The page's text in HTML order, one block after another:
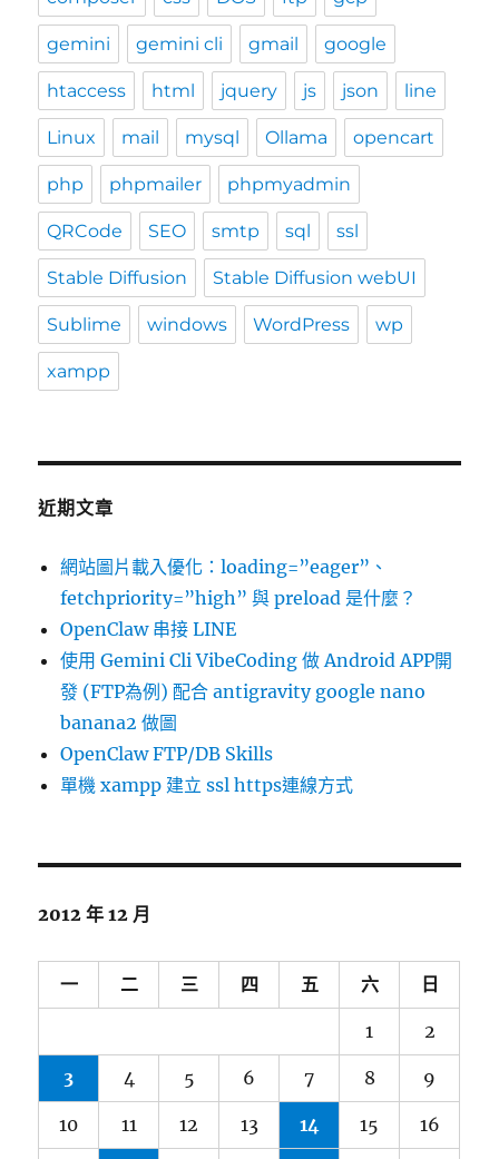
gemini gemini cli gmail google
htaccess html jquery js json line
Linux mail mysql Ollama opencart
php phpmailer phpmyadmin
QRCode SEO smtp sql ssl
Stable Diffusion Stable Diffusion webUI
Sublime windows WordPress wp
xampp
近期文章
網站圖片載入優化：loading=”eager”、
fetchpriority=”high” 與 preload 是什麼？
OpenClaw 串接 LINE
使用 Gemini Cli VibeCoding 做 Android APP開
發 (FTP為例) 配合 antigravity google nano
banana2 做圖
OpenClaw FTP/DB Skills
單機 xampp 建立 ssl https連線方式
2012 年 12 月
一 二 三 四 五 六 日
1 2
3 4 5 6 7 8 9
10 11 12 13 14 15 16